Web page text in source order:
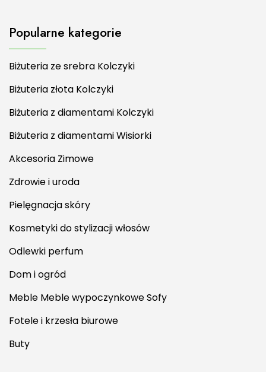
Popularne kategorie
Biżuteria ze srebra Kolczyki
Biżuteria złota Kolczyki
Biżuteria z diamentami Kolczyki
Biżuteria z diamentami Wisiorki
Akcesoria Zimowe
Zdrowie i uroda
Pielęgnacja skóry
Kosmetyki do stylizacji włosów
Odlewki perfum
Dom i ogród
Meble Meble wypoczynkowe Sofy
Fotele i krzesła biurowe
Buty